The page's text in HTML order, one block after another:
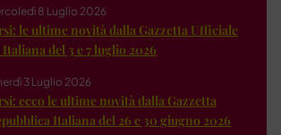
8 Luglio 2026
le ultime novità dalla Gazzetta Ufficiale
del 3 e 7 luglio 2026
3 Luglio 2026
ecco le ultime novità dalla Gazzetta
Italiana del 26 e 30 giugno 2026